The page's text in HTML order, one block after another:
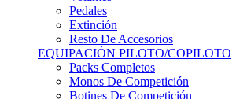
Extinción
Resto De Accesorios
EQUIPACIÓN PILOTO/COPILOTO
Packs Completos
Monos De Competición
Botines De Competición
Guantes